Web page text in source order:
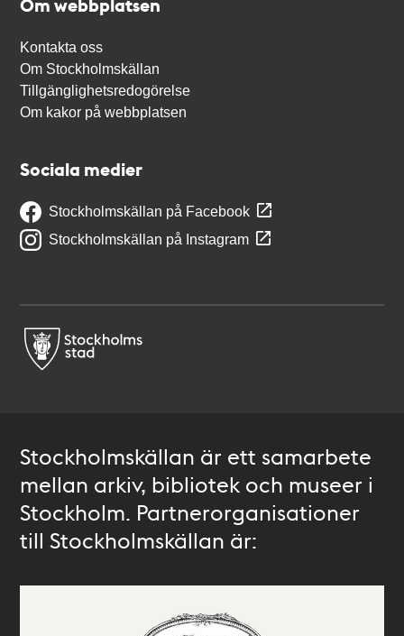
Om webbplatsen
Kontakta oss
Om Stockholmskällan
Tillgänglighetsredogörelse
Om kakor på webbplatsen
Sociala medier
Stockholmskällan på Facebook
Stockholmskällan på Instagram
Stockholmskällan är ett samarbete
mellan arkiv, bibliotek och museer i
Stockholm. Partnerorganisationer
till Stockholmskällan är: